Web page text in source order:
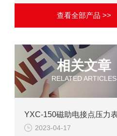
查看全部产品 >>
相关文章
RELATED ARTICLES
2023-04-17